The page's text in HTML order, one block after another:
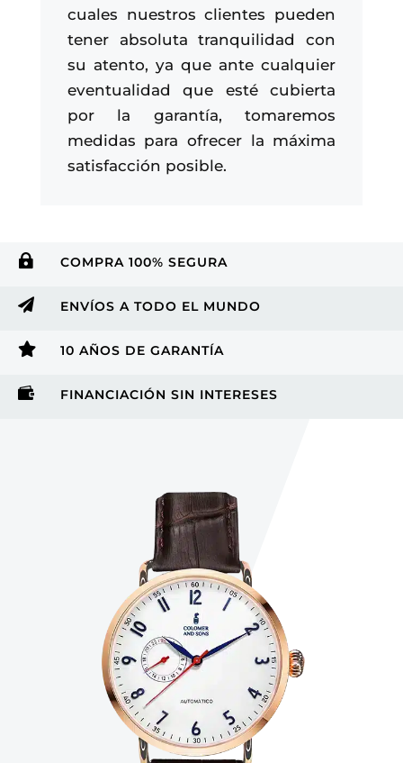
cuales nuestros clientes pueden
tener absoluta tranquilidad con
su atento, ya que ante cualquier
eventualidad que esté cubierta
por la garantía, tomaremos
medidas para ofrecer la máxima
satisfacción posible.
 COMPRA 100% SEGURA
 ENVÍOS A TODO EL MUNDO
 10 AÑOS DE GARANTÍA
 FINANCIACIÓN SIN INTERESES